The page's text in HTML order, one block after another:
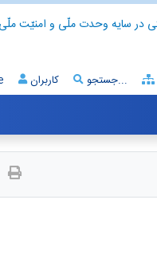
در سایه وحدت ملّی و امنیّت
کاربران جستجو...